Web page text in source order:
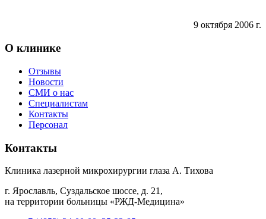
9 октября 2006 г.
О клинике
Отзывы
Новости
СМИ о нас
Специалистам
Контакты
Персонал
Контакты
Клиника лазерной микрохирургии глаза А. Тихова
г. Ярославль, Суздальское шоссе, д. 21,
на территории больницы «РЖД-Медицина»